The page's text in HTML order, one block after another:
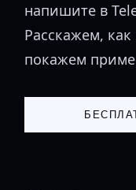
напишите в
Расскажем,
покажем